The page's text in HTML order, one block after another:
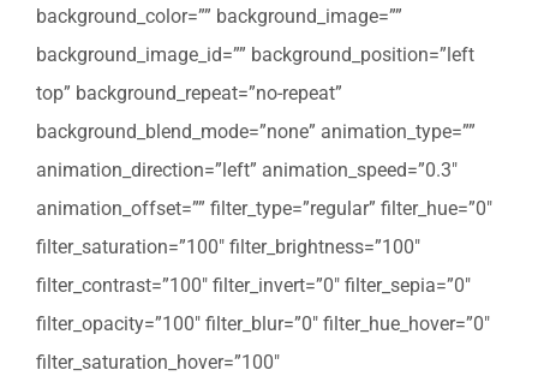
background_color=”” background_image=””
background_image_id=”” background_position=”left
top” background_repeat=”no-repeat”
background_blend_mode=”none” animation_type=””
animation_direction=”left” animation_speed=”0.3″
animation_offset=”” filter_type=”regular” filter_hue=”0″
filter_saturation=”100″ filter_brightness=”100″
filter_contrast=”100″ filter_invert=”0″ filter_sepia=”0″
filter_opacity=”100″ filter_blur=”0″ filter_hue_hover=”0″
filter_saturation_hover=”100″